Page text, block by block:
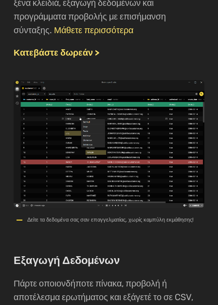
ξένα κλειδιά, εξαγωγή δεδομένων και
προγράμματα προβολής με επισήμανση
σύνταξης. Μάθετε περισσότερα
Κατεβάστε δωρεάν >
Δείτε τα δεδομένα σας σαν επαγγελματίας, χωρίς καμπύλη εκμάθησης!
Εξαγωγή Δεδομένων
Πάρτε οποιονδήποτε πίνακα, προβολή ή
αποτέλεσμα ερωτήματος και εξάγετέ το σε CSV,